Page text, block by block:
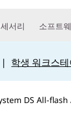
서리 소프트
| 학생 워크스
DS All-flash